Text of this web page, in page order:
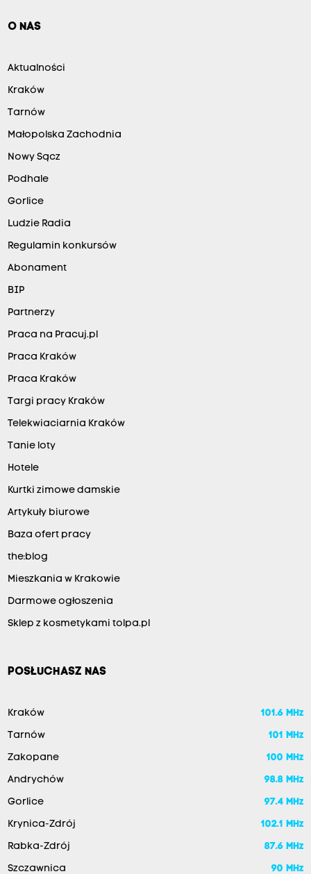
O NAS
Aktualności
Kraków
Tarnów
Małopolska Zachodnia
Nowy Sącz
Podhale
Gorlice
Ludzie Radia
Regulamin konkursów
Abonament
BIP
Partnerzy
Praca na Pracuj.pl
Praca Kraków
Praca Kraków
Targi pracy Kraków
Telekwiaciarnia Kraków
Tanie loty
Hotele
Kurtki zimowe damskie
Artykuły biurowe
Baza ofert pracy
the:blog
Mieszkania w Krakowie
Darmowe ogłoszenia
Sklep z kosmetykami tolpa.pl
POSŁUCHASZ NAS
Kraków 101.6 MHz
Tarnów 101 MHz
Zakopane 100 MHz
Andrychów 98.8 MHz
Gorlice 97.4 MHz
Krynica-Zdrój 102.1 MHz
Rabka-Zdrój 87.6 MHz
Szczawnica 90 MHz